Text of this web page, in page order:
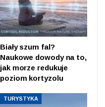
Biały szum fal?
Naukowe dowody na to,
jak morze redukuje
poziom kortyzolu
TURYSTYKA